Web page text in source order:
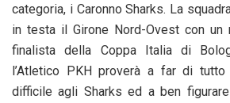
categoria, i Caronno Sharks. La
in testa il Girone Nord-Ovest con
finalista della Coppa Italia di
l’Atletico PKH proverà a far di
difficile agli Sharks ed a ben